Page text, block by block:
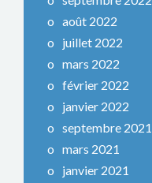
août 2022
juillet 2022
mars 2022
février 2022
janvier 2022
septembre 2021
mars 2021
janvier 2021